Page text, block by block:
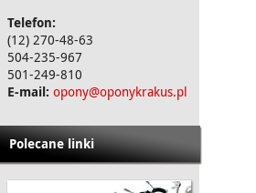
Telefon:
(12) 270-48-63
504-235-967
501-249-810
E-mail: opony@oponykrakus.pl
Polecane linki